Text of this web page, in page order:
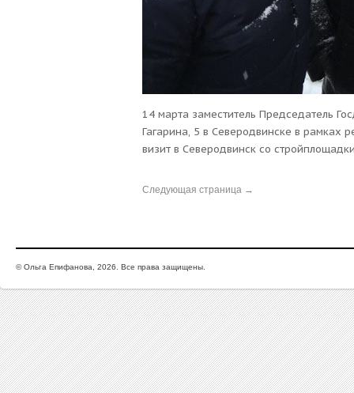
14 марта заместитель Председатель
Гагарина, 5 в Северодвинске в рамках
визит в Северодвинск со
строительстве нового многоэтажного
Следующая страница →
© Ольга Епифанова, 2026. Все права защищены.